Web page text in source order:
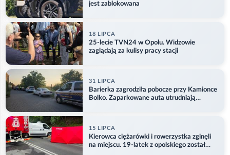
jest zablokowana
18 LIPCA
25-lecie TVN24 w Opolu. Widzowie
zaglądają za kulisy pracy stacji
31 LIPCA
Barierka zagrodziła pobocze przy Kamionce
Bolko. Zaparkowane auta utrudniają
15 LIPCA
Kierowca ciężarówki i rowerzystka zginęli
na miejscu. 19-latek z opolskiego został